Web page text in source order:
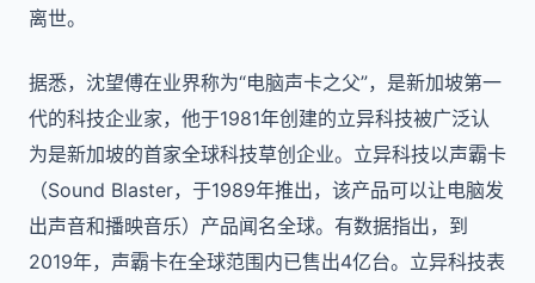
离世。
据悉，沈望傅在业界称为“电脑声卡之父”，是新加坡第一
代的科技企业家，他于1981年创建的立异科技被广泛认
为是新加坡的首家全球科技草创企业。立异科技以声霸卡
（Sound Blaster，于1989年推出，该产品可以让电脑发
出声音和播映音乐）产品闻名全球。有数据指出，到
2019年，声霸卡在全球范围内已售出4亿台。立异科技表